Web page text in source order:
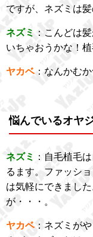
ですが、ネズミは
ネズミ ：こんどは
いちゃおうかな！
ヤカベ：なんかむか
悩んでいるオヤ
ネズミ ：自毛植毛
るます。ファッシ
は気軽にできまし
が・・・。
ヤカベ：ネズミが